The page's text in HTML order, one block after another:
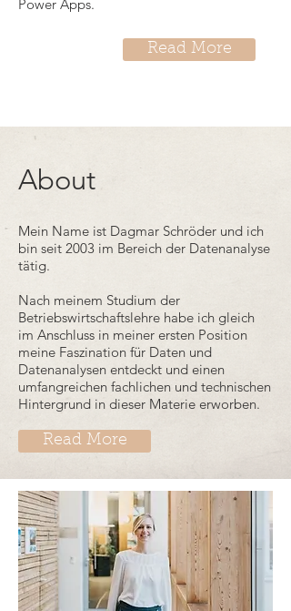
Power Apps.
Read More
About
Mein Name ist Dagmar Schröder und ich
bin seit 2003 im Bereich der Datenanalyse
tätig.
Nach meinem Studium der
Betriebswirtschaftslehre habe ich gleich
im Anschluss in meiner ersten Position
meine Faszination für Daten und
Datenanalysen entdeckt und einen
umfangreichen fachlichen und technischen
Hintergrund in dieser Materie erworben.
Read More